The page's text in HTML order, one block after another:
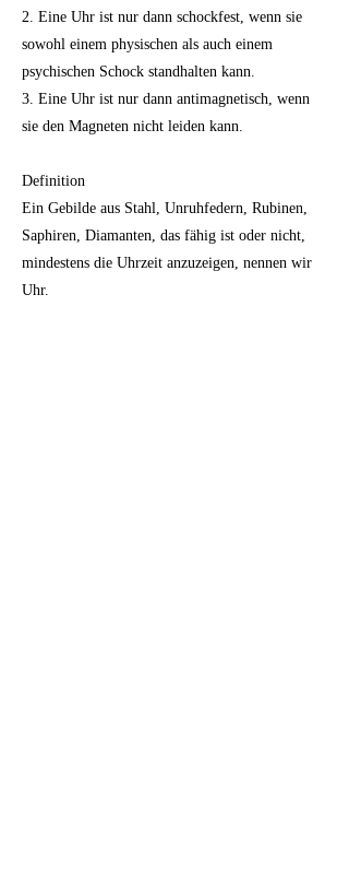
2. Eine Uhr ist nur dann schockfest, wenn sie
sowohl einem physischen als auch einem
psychischen Schock standhalten kann.
3. Eine Uhr ist nur dann antimagnetisch, wenn
sie den Magneten nicht leiden kann.
Definition
Ein Gebilde aus Stahl, Unruhfedern, Rubinen,
Saphiren, Diamanten, das fähig ist oder nicht,
mindestens die Uhrzeit anzuzeigen, nennen wir
Uhr.